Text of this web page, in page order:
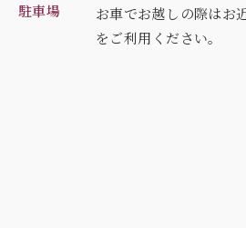
駐車場
お車でお越しの際はお
をご利用ください。